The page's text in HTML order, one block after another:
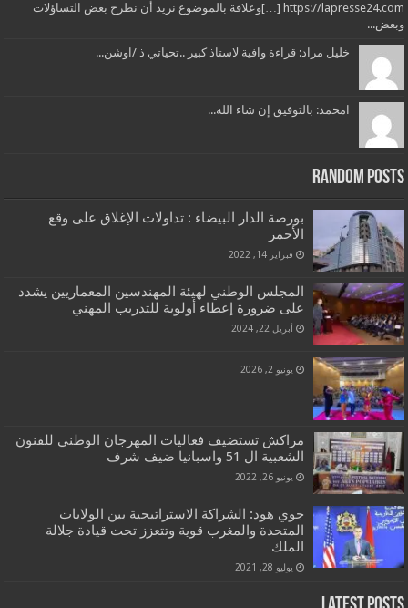
[…] https://lapresse24.comوعلاقة بالموضوع نريد أن نطرح بعض التساؤلات
وبعض...
خليل مراد: قراءة وافية لاستاذ كبير ..تحياتي ذ /اوشن...
امحمد: بالتوفيق إن شاء الله...
Random Posts
بورصة الدار البيضاء : تداولات الإغلاق على وقع
الأحمر
فبراير 14, 2022
المجلس الوطني لهيئة المهندسين المعماريين يشدد
على ضرورة إعطاء أولوية للتدريب المهني
أبريل 22, 2024
يونيو 2, 2026
مراكش تستضيف فعاليات المهرجان الوطني للفنون
الشعبية ال 51 واسبانيا ضيف شرف
يونيو 26, 2022
جوي هود: الشراكة الاستراتيجية بين الولايات
المتحدة والمغرب قوية وتتعزز تحت قيادة جلالة
الملك
يوليو 28, 2021